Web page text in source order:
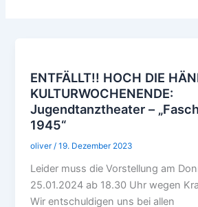
ENTFÄLLT!! HOCH DIE
KULTURWOCHENENDE:
Jugendtanztheater –
1945“
oliver/19. Dezember 2023
Leider muss die Vorstellung am
25.01.2024 ab 18.30 Uhr wegen
Wir entschuldigen uns bei allen